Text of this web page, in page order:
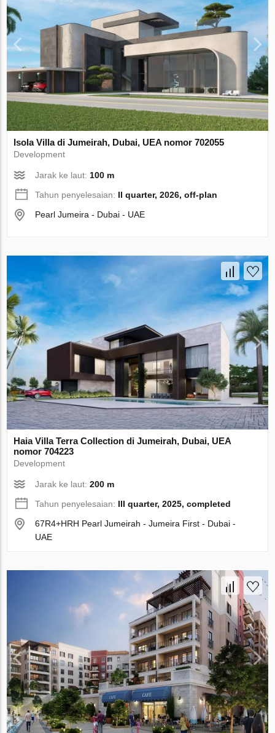
Isola Villa di Jumeirah, Dubai, UEA nomor 702055
Development
Jarak ke laut: 100 m
Tahun penyelesaian: II quarter, 2026, off-plan
Pearl Jumeira - Dubai - UAE
Haia Villa Terra Collection di Jumeirah, Dubai, UEA
nomor 704223
Development
Jarak ke laut:200 m
Tahun penyelesaian: III quarter, 2025, completed
67R4+HRH Pearl Jumeirah - Jumeira First - Dubai -
UAE